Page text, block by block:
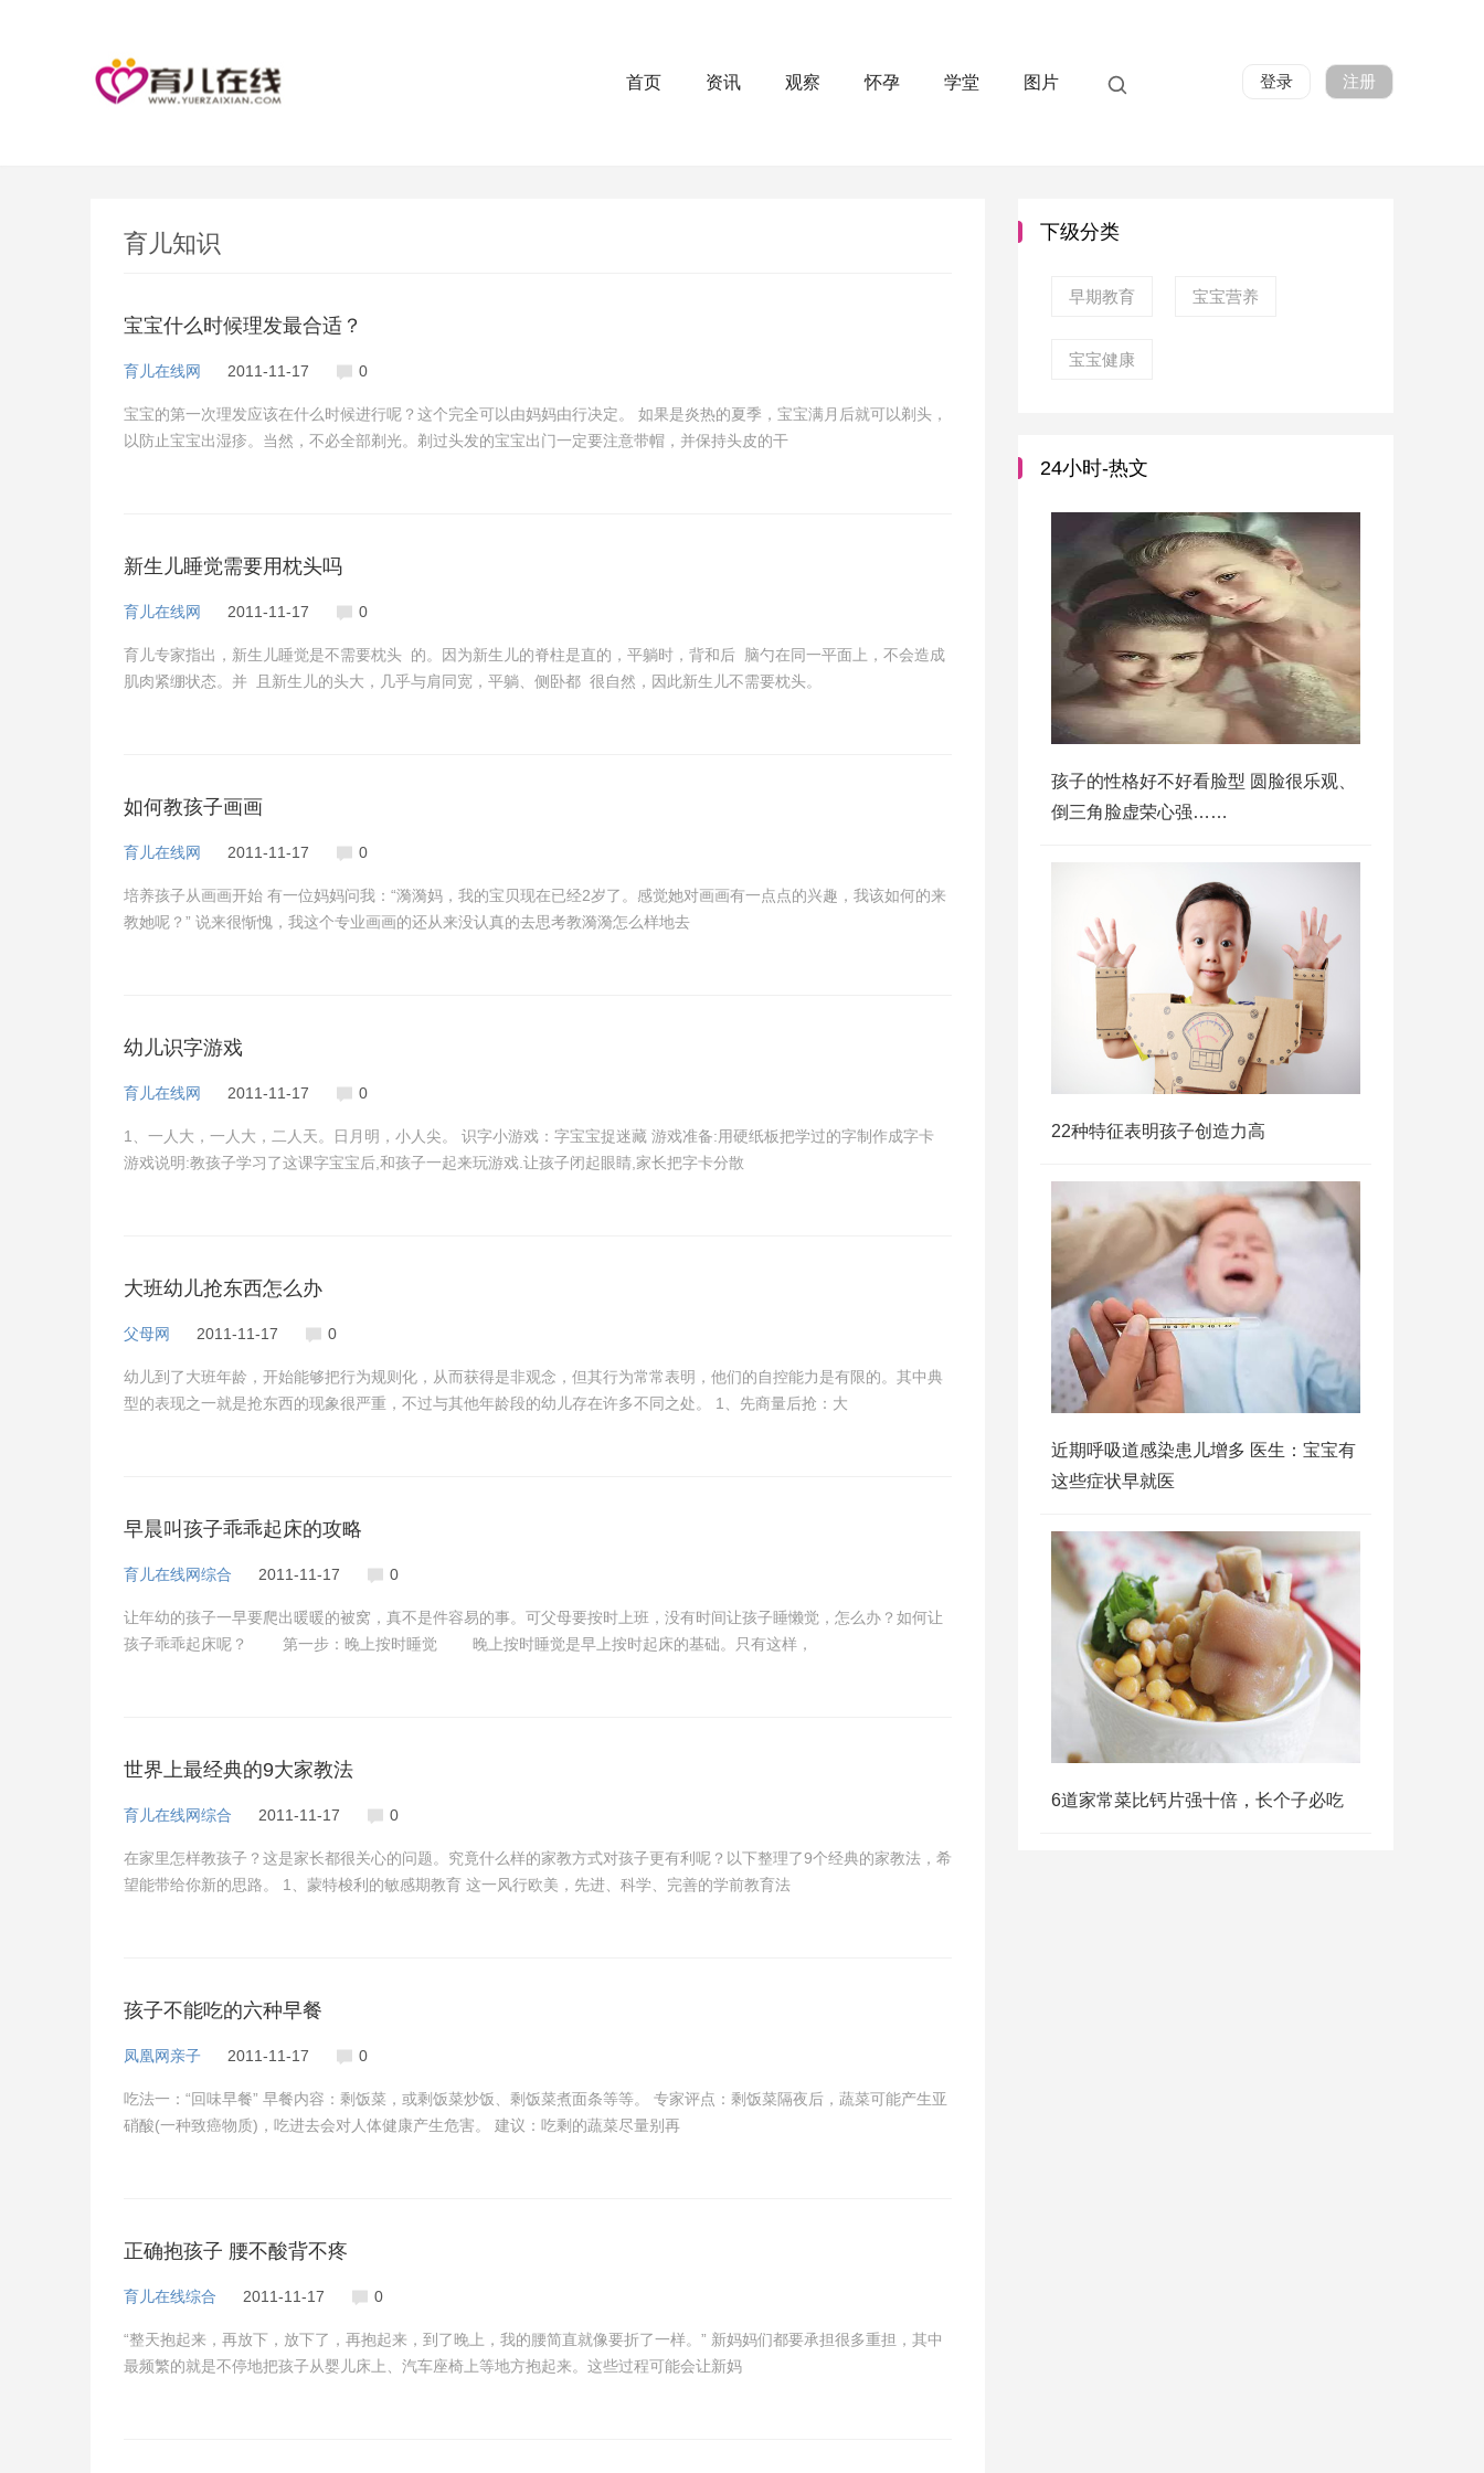
首页 资讯 观察 怀孕 学堂 图片 登录 注册
育儿知识
宝宝什么时候理发最合适？
育儿在线网 2011-11-17 0
宝宝的第一次理发应该在什么时候进行呢？这个完全可以由妈妈由行决定。 如果是炎热的夏季，宝宝满月后就可以剃头，
以防止宝宝出湿疹。当然，不必全部剃光。剃过头发的宝宝出门一定要注意带帽，并保持头皮的干
新生儿睡觉需要用枕头吗
育儿在线网 2011-11-17 0
育儿专家指出，新生儿睡觉是不需要枕头 的。因为新生儿的脊柱是直的，平躺时，背和后 脑勺在同一平面上，不会造成
肌肉紧绷状态。并 且新生儿的头大，几乎与肩同宽，平躺、侧卧都 很自然，因此新生儿不需要枕头。
如何教孩子画画
育儿在线网 2011-11-17 0
培养孩子从画画开始 有一位妈妈问我：“漪漪妈，我的宝贝现在已经2岁了。感觉她对画画有一点点的兴趣，我该如何的来
教她呢？” 说来很惭愧，我这个专业画画的还从来没认真的去思考教漪漪怎么样地去
幼儿识字游戏
育儿在线网 2011-11-17 0
1、一人大，一人大，二人天。日月明，小人尖。 识字小游戏：字宝宝捉迷藏 游戏准备:用硬纸板把学过的字制作成字卡
游戏说明:教孩子学习了这课字宝宝后,和孩子一起来玩游戏.让孩子闭起眼睛,家长把字卡分散
大班幼儿抢东西怎么办
父母网 2011-11-17 0
幼儿到了大班年龄，开始能够把行为规则化，从而获得是非观念，但其行为常常表明，他们的自控能力是有限的。其中典
型的表现之一就是抢东西的现象很严重，不过与其他年龄段的幼儿存在许多不同之处。 1、先商量后抢：大
早晨叫孩子乖乖起床的攻略
育儿在线网综合 2011-11-17 0
让年幼的孩子一早要爬出暖暖的被窝，真不是件容易的事。可父母要按时上班，没有时间让孩子睡懒觉，怎么办？如何让
孩子乖乖起床呢？ 第一步：晚上按时睡觉 晚上按时睡觉是早上按时起床的基础。只有这样，
世界上最经典的9大家教法
育儿在线网综合 2011-11-17 0
在家里怎样教孩子？这是家长都很关心的问题。究竟什么样的家教方式对孩子更有利呢？以下整理了9个经典的家教法，希
望能带给你新的思路。 1、蒙特梭利的敏感期教育 这一风行欧美，先进、科学、完善的学前教育法
孩子不能吃的六种早餐
凤凰网亲子 2011-11-17 0
吃法一：“回味早餐” 早餐内容：剩饭菜，或剩饭菜炒饭、剩饭菜煮面条等等。 专家评点：剩饭菜隔夜后，蔬菜可能产生亚
硝酸(一种致癌物质)，吃进去会对人体健康产生危害。 建议：吃剩的蔬菜尽量别再
正确抱孩子 腰不酸背不疼
育儿在线综合 2011-11-17 0
“整天抱起来，再放下，放下了，再抱起来，到了晚上，我的腰简直就像要折了一样。” 新妈妈们都要承担很多重担，其中
最频繁的就是不停地把孩子从婴儿床上、汽车座椅上等地方抱起来。这些过程可能会让新妈
下级分类
早期教育 宝宝营养
宝宝健康
24小时-热文
孩子的性格好不好看脸型 圆脸很乐观、
倒三角脸虚荣心强……
22种特征表明孩子创造力高
近期呼吸道感染患儿增多 医生：宝宝有
这些症状早就医
6道家常菜比钙片强十倍，长个子必吃